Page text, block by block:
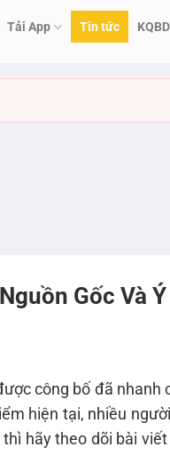
Tải App Tin tức KQBD
Gốc Và
công bố đã nhanh
hiện tại, nhiều
hãy theo dõi bài